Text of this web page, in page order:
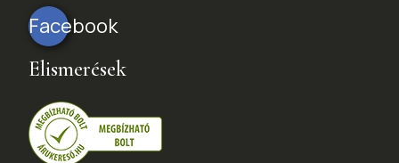
Facebook
Elismerések